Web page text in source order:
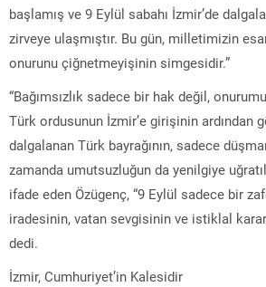
başlamış ve 9 Eylül sabahı İzmir’de
zirveye ulaşmıştır. Bu gün, milletimizin
onurunu çiğnetmeyişinin simgesidir.”
“Bağımsızlık sadece bir hak değil,
Türk ordusunun İzmir’e girişinin ardından
dalgalanan Türk bayrağının, sadece
zamanda umutsuzluğun da yenilgiye
ifade eden Özügenç, “9 Eylül sadece bir
iradesinin, vatan sevgisinin ve istiklal
dedi.
İzmir, Cumhuriyet’in Kalesidir